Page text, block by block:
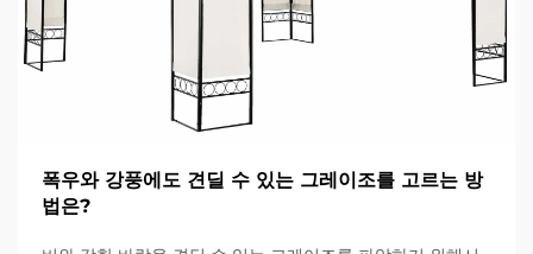
폭우와 강풍에도 견딜 수 있는 그레이조를 고르는 방
법은?